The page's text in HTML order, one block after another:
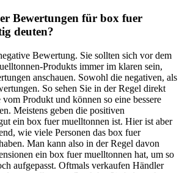
Bewertungen für box fuer
deuten?
Bewertung. Sie sollten sich vor dem
Produkts immer im klaren sein,
anschauen. Sowohl die negativen, als
So sehen Sie in der Regel direkt
Produkt und können so eine bessere
Meistens geben die positiven
ein box fuer muelltonnen ist. Hier ist aber
wie viele Personen das box fuer
Man kann also in der Regel davon
ein box fuer muelltonnen hat, um so
aufgepasst. Oftmals verkaufen Händler